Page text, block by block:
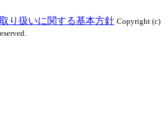
り扱いに関する基本方針 Copyright (c)